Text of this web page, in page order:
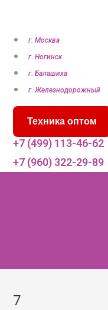
д
г. Москва
г. Ногинск
г. Балашиха
г. Железнодорожный
Техника оптом
+7 (499) 113-46-62
+7 (960) 322-29-89
7